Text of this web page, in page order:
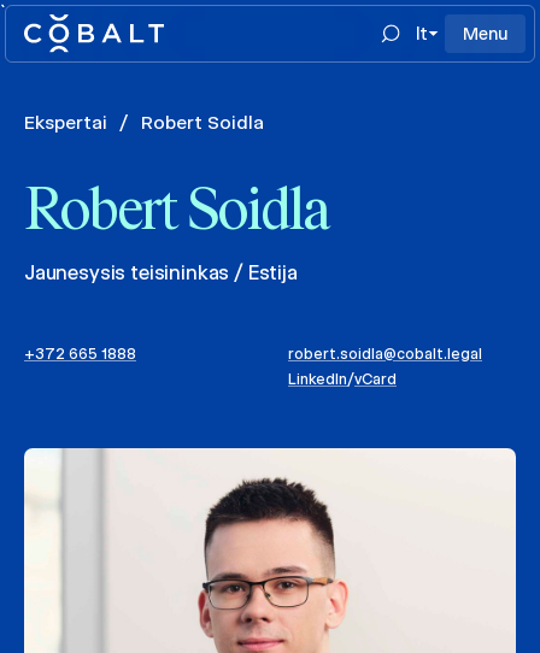
`
lt
Menu
Ekspertai / Robert Soidla
Robert Soidla
Jaunesysis teisininkas / Estija
+372 665 1888
robert.soidla@cobalt.legal
LinkedIn/vCard